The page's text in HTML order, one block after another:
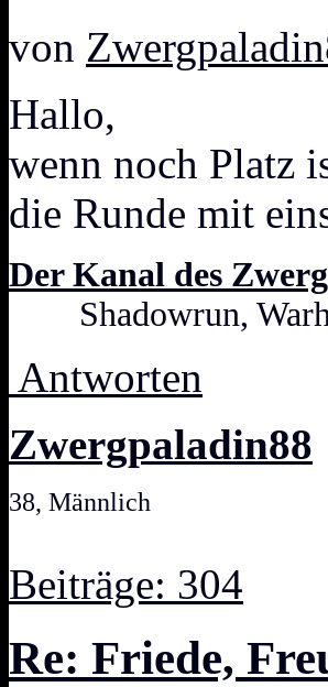
von
Hallo,
wenn noch Platz
die Runde mit
Der Kanal des
Shadowrun,
Antworten
Zwergpaladin88
38, Männlich
Beiträge: 304
Re: Friede,